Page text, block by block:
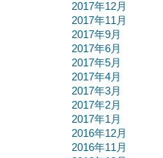
2017年12月
2017年11月
2017年9月
2017年6月
2017年5月
2017年4月
2017年3月
2017年2月
2017年1月
2016年12月
2016年11月